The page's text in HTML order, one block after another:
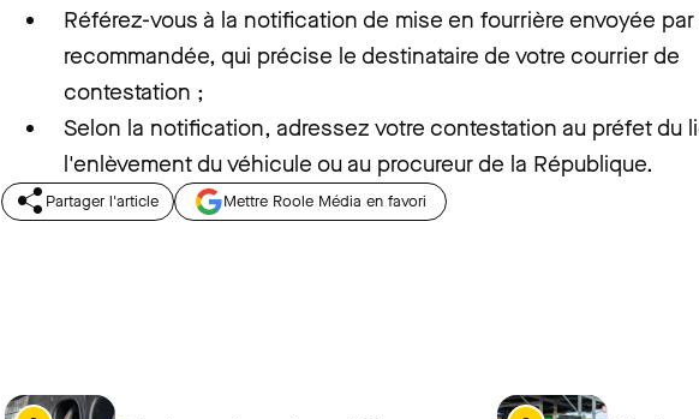
Référez-vous à la notification de mise en fourrière envoyée
recommandée, qui précise le destinataire de votre courrier de
contestation ;
Selon la notification, adressez votre contestation au préfet du
l'enlèvement du véhicule ou au procureur de la République.
Partager l'article Mettre Roole Média en favori